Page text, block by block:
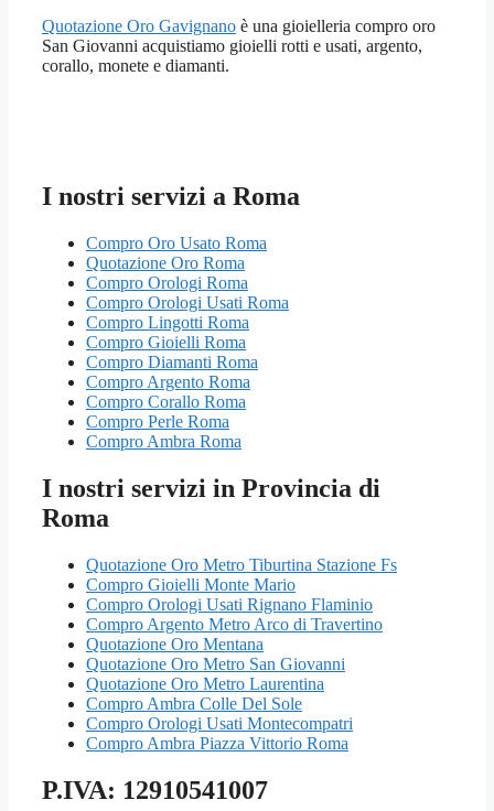
Quotazione Oro Gavignano è una gioielleria compro oro
San Giovanni acquistiamo gioielli rotti e usati, argento,
corallo, monete e diamanti.
I nostri servizi a Roma
Compro Oro Usato Roma
Quotazione Oro Roma
Compro Orologi Roma
Compro Orologi Usati Roma
Compro Lingotti Roma
Compro Gioielli Roma
Compro Diamanti Roma
Compro Argento Roma
Compro Corallo Roma
Compro Perle Roma
Compro Ambra Roma
I nostri servizi in Provincia di
Roma
Quotazione Oro Metro Tiburtina Stazione Fs
Compro Gioielli Monte Mario
Compro Orologi Usati Rignano Flaminio
Compro Argento Metro Arco di Travertino
Quotazione Oro Mentana
Quotazione Oro Metro San Giovanni
Quotazione Oro Metro Laurentina
Compro Ambra Colle Del Sole
Compro Orologi Usati Montecompatri
Compro Ambra Piazza Vittorio Roma
P.IVA: 12910541007